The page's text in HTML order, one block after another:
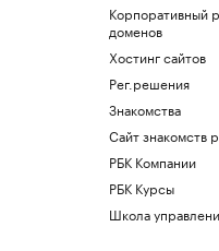
Корпоративный
доменов
Хостинг сайтов
Рег.решения
Знакомства
Сайт знакомств
РБК Компании
РБК Курсы
Школа